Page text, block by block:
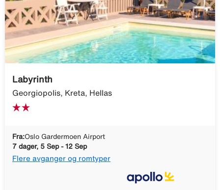
Labyrinth
Georgiopolis, Kreta, Hellas
Fra:Oslo Gardermoen Airport
7 dager, 5 Sep - 12 Sep
Flere avganger og romtyper